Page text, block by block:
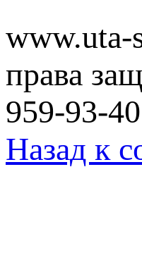
права
959-93-40
Назад к